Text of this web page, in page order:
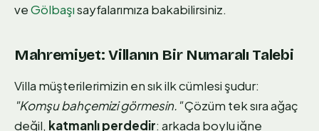
veGölbaşısayfalarımıza bakabilirsiniz.
Mahremiyet: Villanın Bir Numaralı Talebi
Villa müşterilerimizin en sık ilk cümlesi şudur:
"Komşu bahçemizi görmesin."Çözüm tek sıra ağaç
değil, katmanlı perdedir: arkada boylu iğne